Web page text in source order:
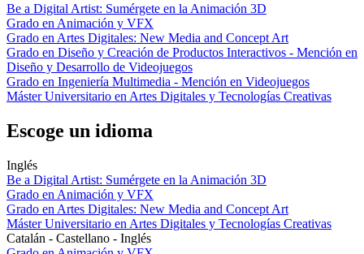
Be a Digital Artist: Sumérgete en la Animación 3D
Grado en Animación y VFX
Grado en Artes Digitales: New Media and Concept Art
Grado en Diseño y Creación de Productos Interactivos - Mención en
Diseño y Desarrollo de Videojuegos
Grado en Ingeniería Multimedia - Mención en Videojuegos
Máster Universitario en Artes Digitales y Tecnologías Creativas
Escoge un idioma
Inglés
Be a Digital Artist: Sumérgete en la Animación 3D
Grado en Animación y VFX
Grado en Artes Digitales: New Media and Concept Art
Máster Universitario en Artes Digitales y Tecnologías Creativas
Catalán - Castellano - Inglés